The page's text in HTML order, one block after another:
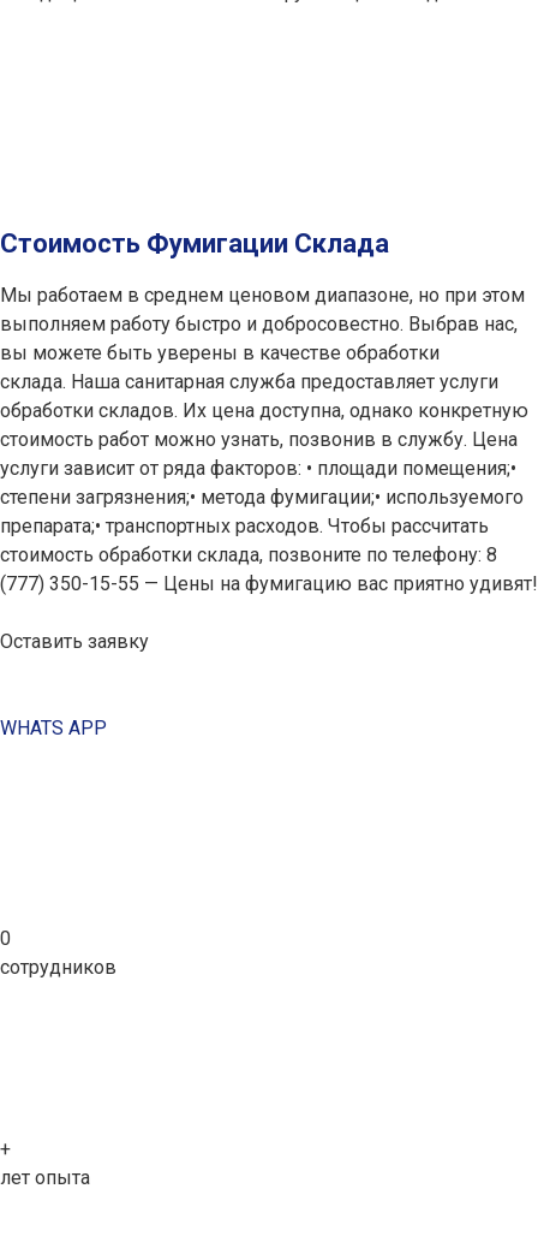
Стоимость Фумигации Склада
Мы работаем в среднем ценовом диапазоне, но при этом
выполняем работу быстро и добросовестно. Выбрав нас,
вы можете быть уверены в качестве обработки
склада. Наша санитарная служба предоставляет услуги
обработки складов. Их цена доступна, однако конкретную
стоимость работ можно узнать, позвонив в службу. Цена
услуги зависит от ряда факторов: • площади помещения;•
степени загрязнения;• метода фумигации;• используемого
препарата;• транспортных расходов. Чтобы рассчитать
стоимость обработки склада, позвоните по телефону: 8
(777) 350-15-55 — Цены на фумигацию вас приятно удивят!
Оставить заявку
WHATS APP
0
сотрудников
+
лет опыта